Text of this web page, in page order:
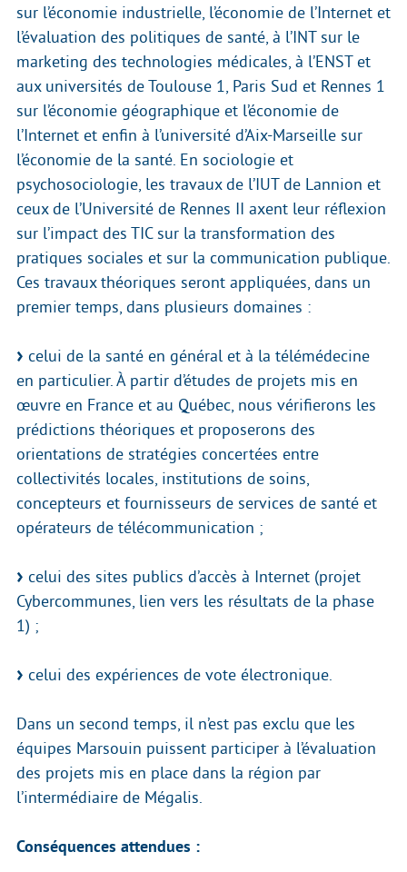
sur l’économie industrielle, l’économie de l’Internet et
l’évaluation des politiques de santé, à l’INT sur le
marketing des technologies médicales, à l’ENST et
aux universités de Toulouse 1, Paris Sud et Rennes 1
sur l’économie géographique et l’économie de
l’Internet et enfin à l’université d’Aix-Marseille sur
l’économie de la santé. En sociologie et
psychosociologie, les travaux de l’IUT de Lannion et
ceux de l’Université de Rennes II axent leur réflexion
sur l’impact des TIC sur la transformation des
pratiques sociales et sur la communication publique.
Ces travaux théoriques seront appliquées, dans un
premier temps, dans plusieurs domaines :
celui de la santé en général et à la télémédecine
en particulier. À partir d’études de projets mis en
œuvre en France et au Québec, nous vérifierons les
prédictions théoriques et proposerons des
orientations de stratégies concertées entre
collectivités locales, institutions de soins,
concepteurs et fournisseurs de services de santé et
opérateurs de télécommunication ;
celui des sites publics d’accès à Internet (projet
Cybercommunes, lien vers les résultats de la phase
1) ;
celui des expériences de vote électronique.
Dans un second temps, il n’est pas exclu que les
équipes Marsouin puissent participer à l’évaluation
des projets mis en place dans la région par
l’intermédiaire de Mégalis.
Conséquences attendues :